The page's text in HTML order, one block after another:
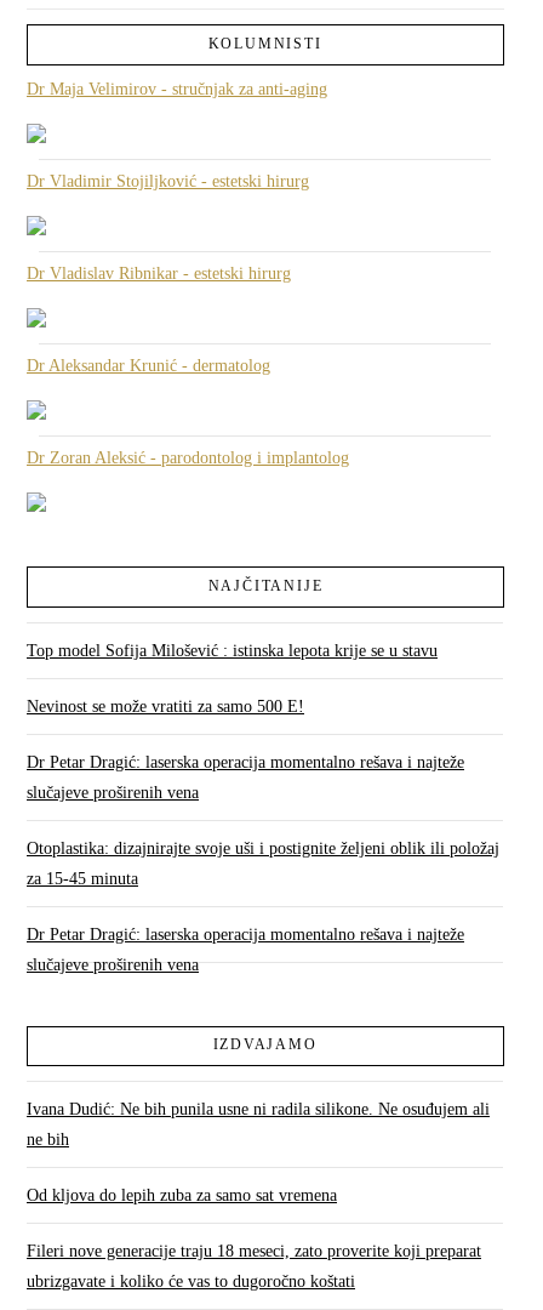
KOLUMNISTI
Dr Maja Velimirov - stručnjak za anti-aging
Dr Vladimir Stojiljković - estetski hirurg
Dr Vladislav Ribnikar - estetski hirurg
Dr Aleksandar Krunić - dermatolog
Dr Zoran Aleksić - parodontolog i implantolog
NAJČITANIJE
Top model Sofija Milošević : istinska lepota krije se u stavu
Nevinost se može vratiti za samo 500 E!
Dr Petar Dragić: laserska operacija momentalno rešava i najteže
slučajeve proširenih vena
Otoplastika: dizajnirajte svoje uši i postignite željeni oblik ili položaj
za 15-45 minuta
Dr Petar Dragić: laserska operacija momentalno rešava i najteže
slučajeve proširenih vena
IZDVAJAMO
Ivana Dudić: Ne bih punila usne ni radila silikone. Ne osuđujem ali
ne bih
Od kljova do lepih zuba za samo sat vremena
Fileri nove generacije traju 18 meseci, zato proverite koji preparat
ubrizgavate i koliko će vas to dugoročno koštati